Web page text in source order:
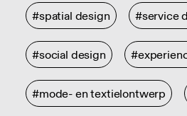
#spatial design #service
#social design
#mode- en textielontwerp